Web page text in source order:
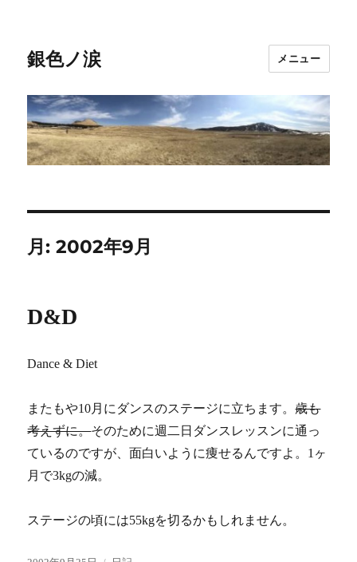
銀色ノ涙 メニュー
月:2002年9月
D&D
Dance & Diet
またもや10月にダンスのステージに立ちます。歳も
考えずに。そのために週二日ダンスレッスンに通っ
ているのですが、面白いように痩せるんですよ。1ヶ
月で3kgの減。
ステージの頃には55kgを切るかもしれません。